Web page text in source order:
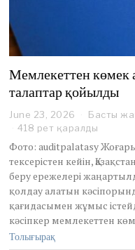
Мемлекеттен көмек
талаптар қойылды
June 23, 2026
u
e
2
3
,
2
Басты
418 рет қаралды
Фото: auditpalatasy
тексерістен кейін,
беру ережелері
қолдау алатын
қағидасымен жұмыс
кәсіпкер мемлекеттен
Толығырақ